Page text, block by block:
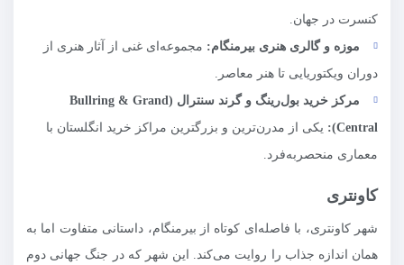
کنسرت در جهان.
موزه و گالری هنری بیرمنگام: مجموعه‌ای غنی از آثار هنری از
دوران ویکتوریایی تا هنر معاصر.
مرکز خرید بول‌رینگ و گرند سنترال (
Bullring & Grand
Central
): یکی از مدرن‌ترین و بزرگترین مراکز خرید انگلستان با
معماری منحصربه‌فرد.
کاونتری
شهر کاونتری، با فاصله‌ای کوتاه از بیرمنگام، داستانی متفاوت اما به
همان اندازه جذاب را روایت می‌کند. این شهر که در جنگ جهانی دوم